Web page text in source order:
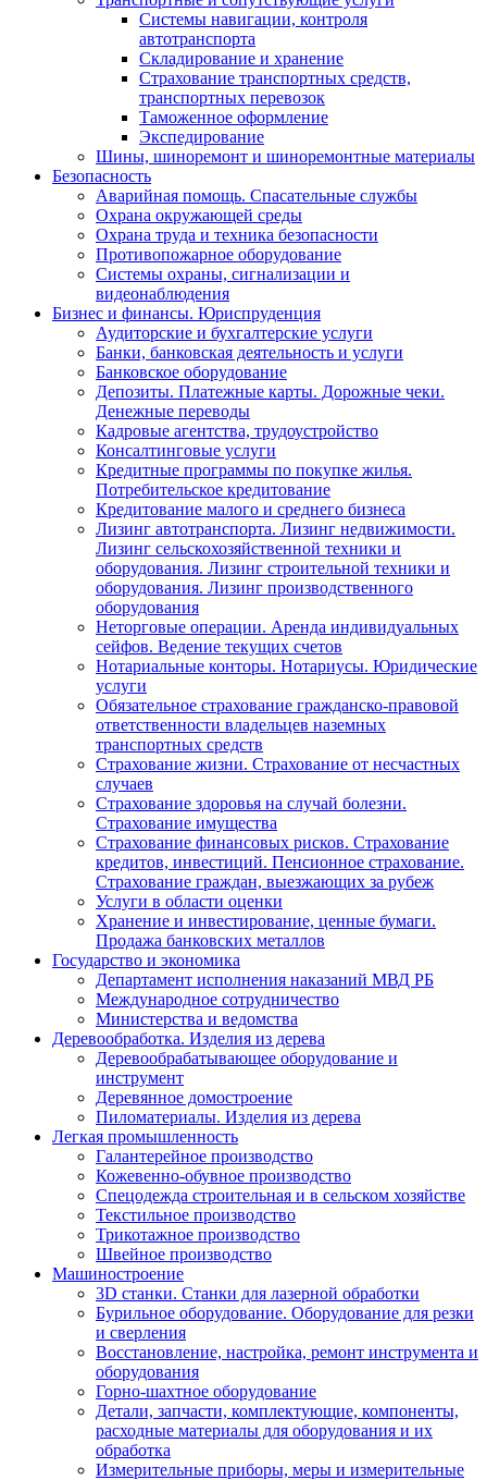
Системы навигации, контроля
автотранспорта
Складирование и хранение
Страхование транспортных средств,
транспортных перевозок
Таможенное оформление
Экспедирование
Шины, шиноремонт и шиноремонтные материалы
Безопасность
Аварийная помощь. Спасательные службы
Охрана окружающей среды
Охрана труда и техника безопасности
Противопожарное оборудование
Системы охраны, сигнализации и
видеонаблюдения
Бизнес и финансы. Юриспруденция
Аудиторские и бухгалтерские услуги
Банки, банковская деятельность и услуги
Банковское оборудование
Депозиты. Платежные карты. Дорожные чеки.
Денежные переводы
Кадровые агентства, трудоустройство
Консалтинговые услуги
Кредитные программы по покупке жилья.
Потребительское кредитование
Кредитование малого и среднего бизнеса
Лизинг автотранспорта. Лизинг недвижимости.
Лизинг сельскохозяйственной техники и
оборудования. Лизинг строительной техники и
оборудования. Лизинг производственного
оборудования
Неторговые операции. Аренда индивидуальных
сейфов. Ведение текущих счетов
Нотариальные конторы. Нотариусы. Юридические
услуги
Обязательное страхование гражданско-правовой
ответственности владельцев наземных
транспортных средств
Страхование жизни. Страхование от несчастных
случаев
Страхование здоровья на случай болезни.
Страхование имущества
Страхование финансовых рисков. Страхование
кредитов, инвестиций. Пенсионное страхование.
Страхование граждан, выезжающих за рубеж
Услуги в области оценки
Хранение и инвестирование, ценные бумаги.
Продажа банковских металлов
Государство и экономика
Департамент исполнения наказаний МВД РБ
Международное сотрудничество
Министерства и ведомства
Деревообработка. Изделия из дерева
Деревообрабатывающее оборудование и
инструмент
Деревянное домостроение
Пиломатериалы. Изделия из дерева
Легкая промышленность
Галантерейное производство
Кожевенно-обувное производство
Спецодежда строительная и в сельском хозяйстве
Текстильное производство
Трикотажное производство
Швейное производство
Машиностроение
3D станки. Станки для лазерной обработки
Бурильное оборудование. Оборудование для резки
и сверления
Восстановление, настройка, ремонт инструмента и
оборудования
Горно-шахтное оборудование
Детали, запчасти, комплектующие, компоненты,
расходные материалы для оборудования и их
обработка
Измерительные приборы, меры и измерительные